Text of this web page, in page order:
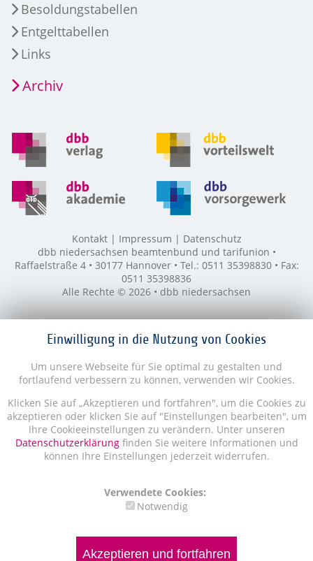
Einwilligung in die Nutzung von Cookies
Um unsere Webseite für Sie optimal zu gestalten und
fortlaufend verbessern zu können, verwenden wir Cookies.
Klicken Sie auf „Akzeptieren und fortfahren", um die Cookies zu
akzeptieren oder klicken Sie auf "Einstellungen bearbeiten", um
Ihre Cookieeinstellungen zu verändern. Unter unseren
Datenschutzerklärungfinden Sie weitere Informationen und
können Ihre Einstellungen jederzeit widerrufen.
Verwendete Cookies:
Notwendig
Akzeptieren und fortfahren
Besoldungstabellen
Entgelttabellen
Links
Archiv
Kontakt Impressum
Datenschutz
dbb niedersachsen beamtenbund und tarifunion •
Raffaelstraße 4 • 30177 Hannover • Tel.: 0511 35398830 • Fax:
0511 35398836
Alle Rechte © 2026 • dbb niedersachsen